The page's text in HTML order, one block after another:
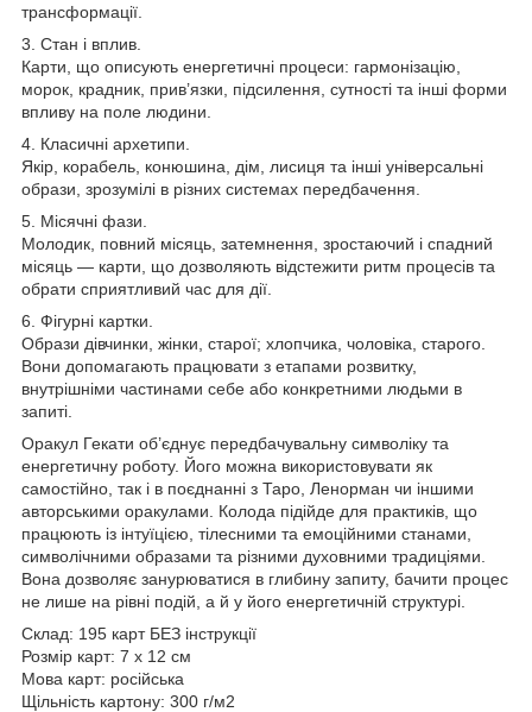
трансформації.
3. Стан і вплив.
Карти, що описують енергетичні процеси: гармонізацію,
морок, крадник, прив’язки, підсилення, сутності та інші форми
впливу на поле людини.
4. Класичні архетипи.
Якір, корабель, конюшина, дім, лисиця та інші універсальні
образи, зрозумілі в різних системах передбачення.
5. Місячні фази.
Молодик, повний місяць, затемнення, зростаючий і спадний
місяць — карти, що дозволяють відстежити ритм процесів та
обрати сприятливий час для дії.
6. Фігурні картки.
Образи дівчинки, жінки, старої; хлопчика, чоловіка, старого.
Вони допомагають працювати з етапами розвитку,
внутрішніми частинами себе або конкретними людьми в
запиті.
Оракул Гекати об’єднує передбачувальну символіку та
енергетичну роботу. Його можна використовувати як
самостійно, так і в поєднанні з Таро, Ленорман чи іншими
авторськими оракулами. Колода підійде для практиків, що
працюють із інтуїцією, тілесними та емоційними станами,
символічними образами та різними духовними традиціями.
Вона дозволяє занурюватися в глибину запиту, бачити процес
не лише на рівні подій, а й у його енергетичній структурі.
Склад: 195 карт БЕЗ інструкції
Розмір карт: 7 х 12 см
Мова карт: російська
Щільність картону: 300 г/м2